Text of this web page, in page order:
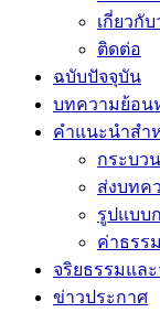
เกี่ยวกั
ติดต่อ
ฉบับปัจจุบัน
บทความย้อน
คำแนะนำสำ
กระบว
ส่งบทค
รูปแบบ
ค่าธรร
จริยธรรมแล
ข่าวประกาศ